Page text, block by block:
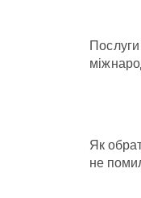
Як
не